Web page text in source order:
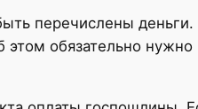
перечислены деньги.
обязательно нужно